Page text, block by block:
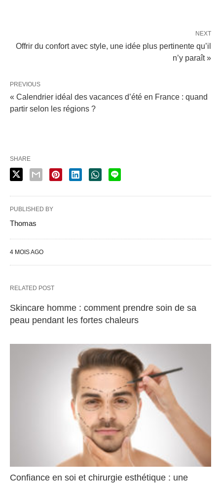
NEXT
Offrir du confort avec style, une idée plus pertinente qu’il
n’y paraît »
PREVIOUS
« Calendrier idéal des vacances d’été en France : quand
partir selon les régions ?
SHARE
PUBLISHED BY
Thomas
4 MOIS AGO
RELATED POST
Skincare homme : comment prendre soin de sa
peau pendant les fortes chaleurs
Confiance en soi et chirurgie esthétique : une